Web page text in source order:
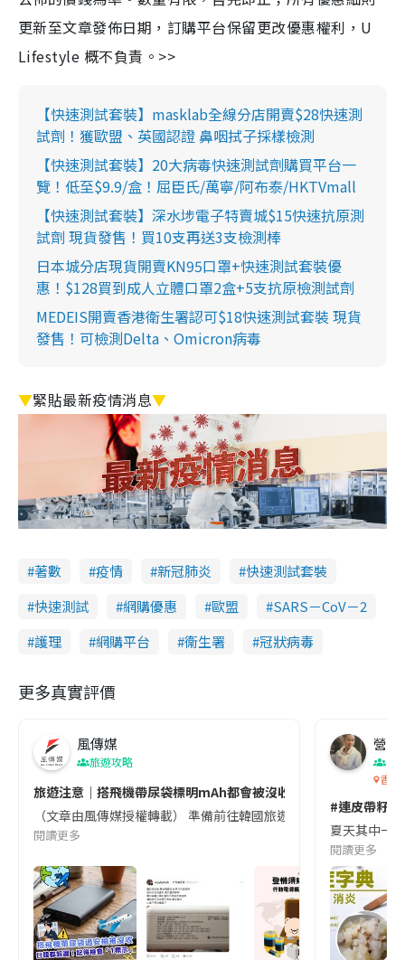
更新至文章發佈日期，訂購平台保留更改優惠權利，U
Lifestyle 概不負責。>>
【快速測試套裝】masklab全線分店開賣$28快速測
試劑！獲歐盟、英國認證 鼻咽拭子採樣檢測
【快速測試套裝】20大病毒快速測試劑購買平台一
覽！低至$9.9/盒！屈臣氏/萬寧/阿布泰/HKTVmall
【快速測試套裝】深水埗電子特賣城$15快速抗原測
試劑 現貨發售！買10支再送3支檢測棒
日本城分店現貨開賣KN95口罩+快速測試套裝優
惠！$128買到成人立體口罩2盒+5支抗原檢測試劑
MEDEIS開賣香港衛生署認可$18快速測試套裝 現貨
發售！可檢測Delta、Omicron病毒
▼緊貼最新疫情消息▼
著數 疫情 新冠肺炎
快速測試套裝
快速測試
網購優惠 歐盟
SARS－CoV－2
護理
網購平台 衞生署 冠狀病毒
更多真實評價
風傳媒
旅遊攻略
旅遊注意｜搭飛機帶尿袋標明mAh都會被沒收😱出發前切記檢查
（文章由風傳媒授權轉載） 準備前往韓國旅遊的民眾，近期要
閱讀更多
營養
香港
#連皮帶籽
夏天其中一
閱讀更多